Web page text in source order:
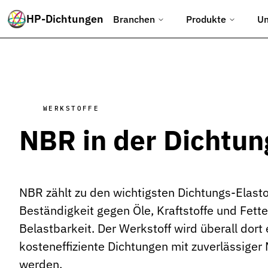
HP-Dichtungen Branchen Produkte
Hydraulische Pressen & Werkzeuge
Baumaschinen
Robuste Dichtungen für Hydraulik, Motoren und Getriebe im
Langlebige Dichtungen für Traktoren, Erntemaschinen und
Lebensmittelindustrie
Hygienische und FDA-konforme Dichtungen für Verarbeitung
Medizintechnik
WERKSTOFFE
NBR in der
NBR zählt zu den wichtigsten Dichtungs-
Beständigkeit gegen Öle, Kraftstoffe und
Belastbarkeit. Der Werkstoff wird überall dort
kosteneffiziente Dichtungen mit
werden.